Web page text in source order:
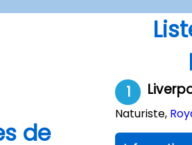
de
1
Naturiste,